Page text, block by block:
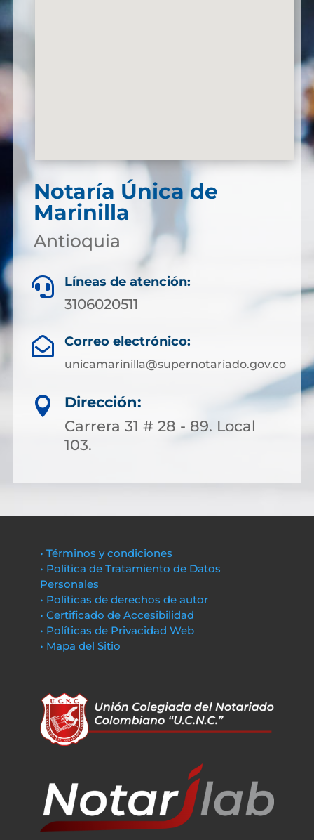
Notaría Única de
Marinilla
Antioquia
 Líneas de atención:
3106020511
 Correo electrónico:
unicamarinilla@supernotariado.gov.co

Dirección:
Carrera 31 # 28 - 89. Local
103.
• Términos y condiciones
• Política de Tratamiento de Datos
Personales
• Políticas de derechos de autor
• Certificado de Accesibilidad
• Políticas de Privacidad Web
• Mapa del Sitio